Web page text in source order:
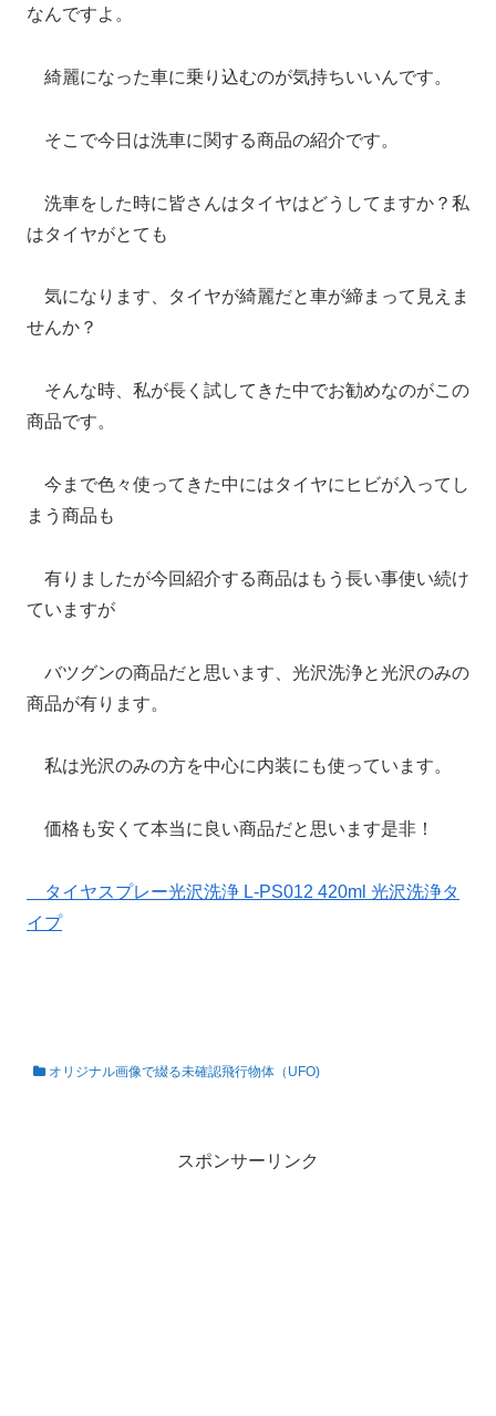
なんですよ。
綺麗になった車に乗り込むのが気持ちいいんです。
そこで今日は洗車に関する商品の紹介です。
洗車をした時に皆さんはタイヤはどうしてますか？私
はタイヤがとても
気になります、タイヤが綺麗だと車が締まって見えま
せんか？
そんな時、私が長く試してきた中でお勧めなのがこの
商品です。
今まで色々使ってきた中にはタイヤにヒビが入ってし
まう商品も
有りましたが今回紹介する商品はもう長い事使い続け
ていますが
バツグンの商品だと思います、光沢洗浄と光沢のみの
商品が有ります。
私は光沢のみの方を中心に内装にも使っています。
価格も安くて本当に良い商品だと思います是非！
タイヤスプレー光沢洗浄 L-PS012 420ml 光沢洗浄タ
イプ
オリジナル画像で綴る未確認飛行物体（UFO)
スポンサーリンク